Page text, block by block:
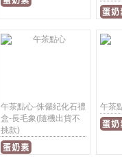
午茶點心-侏儸紀化石禮
盒-長毛象(隨機出貨不
挑款)
午茶